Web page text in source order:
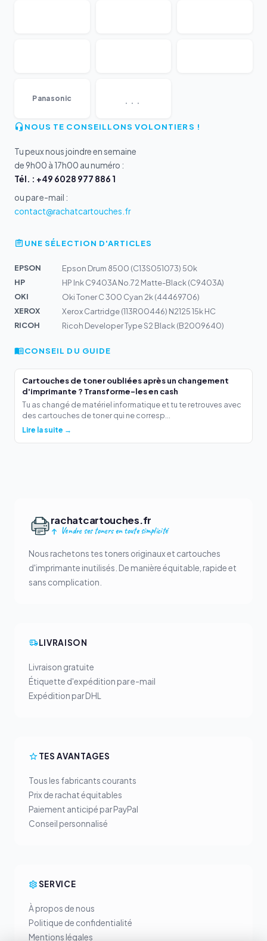
Panasonic
NOUS TE CONSEILLONS VOLONTIERS !
Tu peux nous joindre en semaine
de 9h00 à 17h00 au numéro :
Tél. : +49 6028 977 886 1
ou par e-mail :
contact@rachatcartouches.fr
UNE SÉLECTION D'ARTICLES
EPSON
Epson Drum 8500 (C13S051073) 50k
HP
HP Ink C9403A No.72 Matte-Black (C9403A)
OKI
Oki Toner C 300 Cyan 2k (44469706)
XEROX
Xerox Cartridge (113R00446) N2125 15k HC
RICOH
Ricoh Developer Type S2 Black (B2009640)
CONSEIL DU GUIDE
Cartouches de toner oubliées après un changement
d'imprimante ? Transforme-les en cash
Tu as changé de matériel informatique et tu te retrouves avec
des cartouches de toner qui ne corresp...
Lire la suite →
rachatcartouches.fr
Vendre ses toners en toute simplicité
Nous rachetons tes toners originaux et cartouches
d'imprimante inutilisés. De manière équitable, rapide et
sans complication.
LIVRAISON
Livraison gratuite
Étiquette d'expédition par e-mail
Expédition par DHL
TES AVANTAGES
Tous les fabricants courants
Prix de rachat équitables
Paiement anticipé par PayPal
Conseil personnalisé
SERVICE
À propos de nous
Politique de confidentialité
Mentions légales